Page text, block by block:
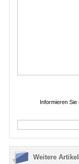
Informieren
Weitere Artikel